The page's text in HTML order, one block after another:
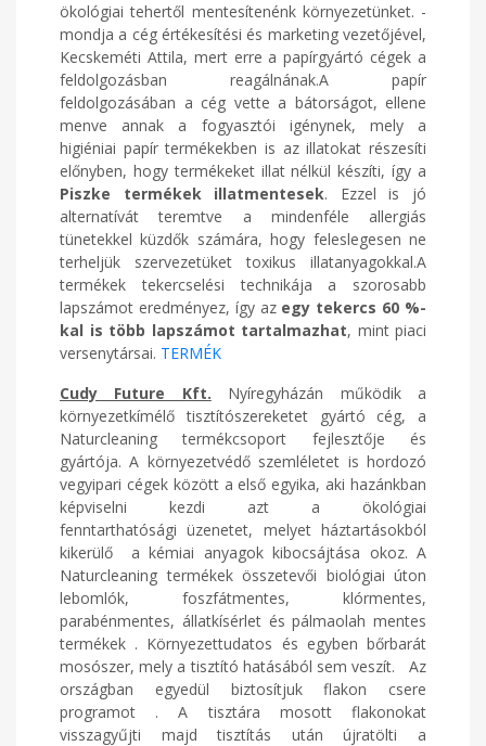
ökológiai tehertől mentesítenénk környezetünket. -
mondja a cég értékesítési és marketing vezetőjével,
Kecskeméti Attila, mert erre a papírgyártó cégek a
feldolgozásban reagálnának.A papír
feldolgozásában a cég vette a bátorságot, ellene
menve annak a fogyasztói igénynek, mely a
higiéniai papír termékekben is az illatokat részesíti
előnyben, hogy termékeket illat nélkül készíti, így a
Piszke termékek illatmentesek. Ezzel is jó
alternatívát teremtve a mindenféle allergiás
tünetekkel küzdők számára, hogy feleslegesen ne
terheljük szervezetüket toxikus illatanyagokkal.A
termékek tekercselési technikája a szorosabb
lapszámot eredményez, így az egy tekercs 60 %-
kal is több lapszámot tartalmazhat, mint piaci
versenytársai. TERMÉK
Cudy Future Kft. Nyíregyházán működik a
környezetkímélő tisztítószereketet gyártó cég, a
Naturcleaning termékcsoport fejlesztője és
gyártója. A környezetvédő szemléletet is hordozó
vegyipari cégek között a első egyika, aki hazánkban
képviselni kezdi azt a ökológiai
fenntarthatósági üzenetet, melyet háztartásokból
kikerülő a kémiai anyagok kibocsájtása okoz. A
Naturcleaning termékek összetevői biológiai úton
lebomlók, foszfátmentes, klórmentes,
parabénmentes, állatkísérlet és pálmaolah mentes
termékek . Környezettudatos és egyben bőrbarát
mosószer, mely a tisztító hatásából sem veszít. Az
országban egyedül biztosítjuk flakon csere
programot . A tisztára mosott flakonokat
visszagyűjti majd tisztítás után újratölti a